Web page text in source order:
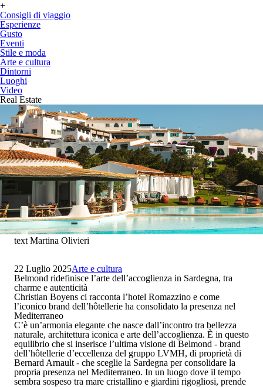
+
Consigli di viaggio
Esperienze
Gusto
Eventi
Stile e moda
Arte e cultura
Dintorni
Luoghi
Video
Real Estate
text Martina Olivieri
22 Luglio 2025Arte e cultura
Belmond ridefinisce l’arte dell’accoglienza in Sardegna, tra
charme e autenticità
Christian Boyens ci racconta l’hotel Romazzino e come
l’iconico brand dell’hôtellerie ha consolidato la presenza nel
Mediterraneo
C’è un’armonia elegante che nasce dall’incontro tra bellezza
naturale, architettura iconica e arte dell’accoglienza. È in questo
equilibrio che si inserisce l’ultima visione di Belmond - brand
dell’hôtellerie d’eccellenza del gruppo LVMH, di proprietà di
Bernard Arnault - che sceglie la Sardegna per consolidare la
propria presenza nel Mediterraneo. In un luogo dove il tempo
sembra sospeso tra mare cristallino e giardini rigogliosi, prende